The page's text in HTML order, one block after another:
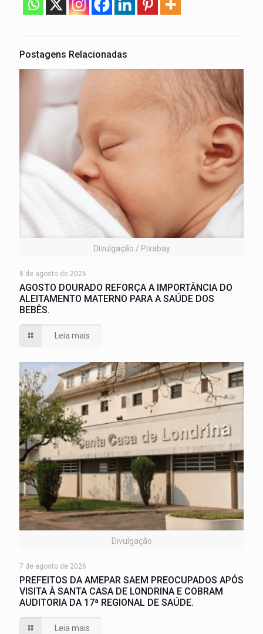
Postagens Relacionadas
Divulgação / Pixabay
8 de agosto de 2026
AGOSTO DOURADO REFORÇA A IMPORTÂNCIA DO
ALEITAMENTO MATERNO PARA A SAÚDE DOS
BEBÊS.
Leia mais
Divulgação
7 de agosto de 2026
PREFEITOS DA AMEPAR SAEM PREOCUPADOS APÓS
VISITA À SANTA CASA DE LONDRINA E COBRAM
AUDITORIA DA 17ª REGIONAL DE SAÚDE.
Leia mais